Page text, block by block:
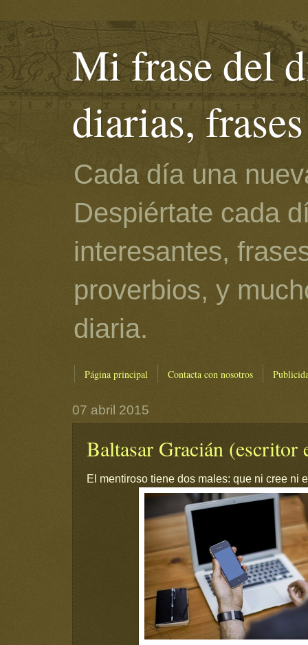
Mi frase del
diarias,
Cada día una
Despiértate cada
interesantes,
proverbios, y
diaria.
Página principal Contacta con nosotros
07 abril 2015
Baltasar Gracián (escritor
El mentiroso tiene dos males: que ni cree ni